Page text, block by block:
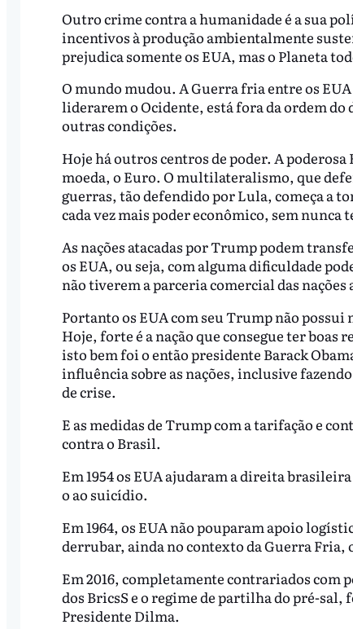
Outro crime contra a humanidade é a sua
incentivos à produção ambientalmente
prejudica somente os EUA, mas o Planeta
O mundo mudou. A Guerra fria entre os
liderarem o Ocidente, está fora da ordem
outras condições.
Hoje há outros centros de poder. A
moeda, o Euro. O multilateralismo, que
guerras, tão defendido por Lula, começa a
cada vez mais poder econômico, sem
As nações atacadas por Trump podem
os EUA, ou seja, com alguma dificuldade
não tiverem a parceria comercial das nações
Portanto os EUA com seu Trump não
Hoje, forte é a nação que consegue ter boas
isto bem foi o então presidente Barack
influência sobre as nações, inclusive
de crise.
E as medidas de Trump com a tarifação e
contra o Brasil.
Em 1954 os EUA ajudaram a direita
o ao suicídio.
Em 1964, os EUA não pouparam apoio
derrubar, ainda no contexto da Guerra Fria,
Em 2016, completamente contrariados
dos BricsS e o regime de partilha do pré-
Presidente Dilma.